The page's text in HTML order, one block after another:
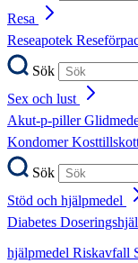
Resa
Reseapotek
Sök
Sex och lust
Akut-p-piller
Kondomer
Sök
Stöd och hjälpmedel
Diabetes
hjälpmedel Riskavfall